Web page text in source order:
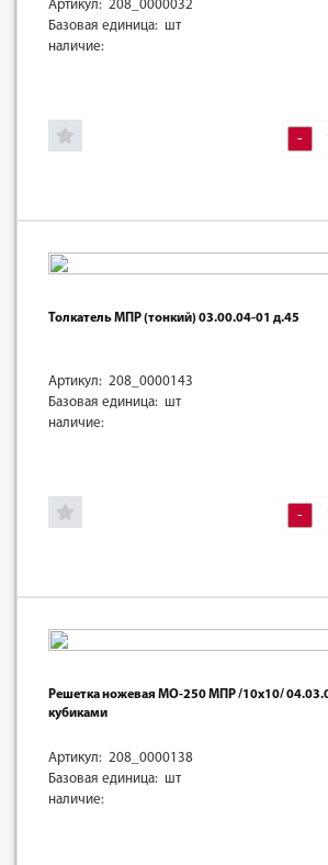
Артикул: 208_0000032
Базовая единица: шт
наличие:
-
Толкатель МПР (тонкий) 03.00.04-01 д.45
Артикул: 208_0000143
Базовая единица: шт
наличие:
-
Решетка ножевая МО-250 МПР /10х10/
кубиками
Артикул: 208_0000138
Базовая единица: шт
наличие: